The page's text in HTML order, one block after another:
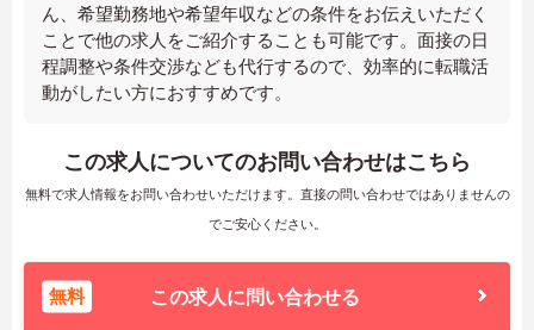
ん、希望勤務地や希望年収などの条件をお伝えいただく
ことで他の求人をご紹介することも可能です。面接の日
程調整や条件交渉なども代行するので、効率的に転職活
動がしたい方におすすめです。
この求人についてのお問い合わせはこちら
無料で求人情報をお問い合わせいただけます。直接の問い合わせではありませんの
でご安心ください。
無料 この求人に問い合わせる